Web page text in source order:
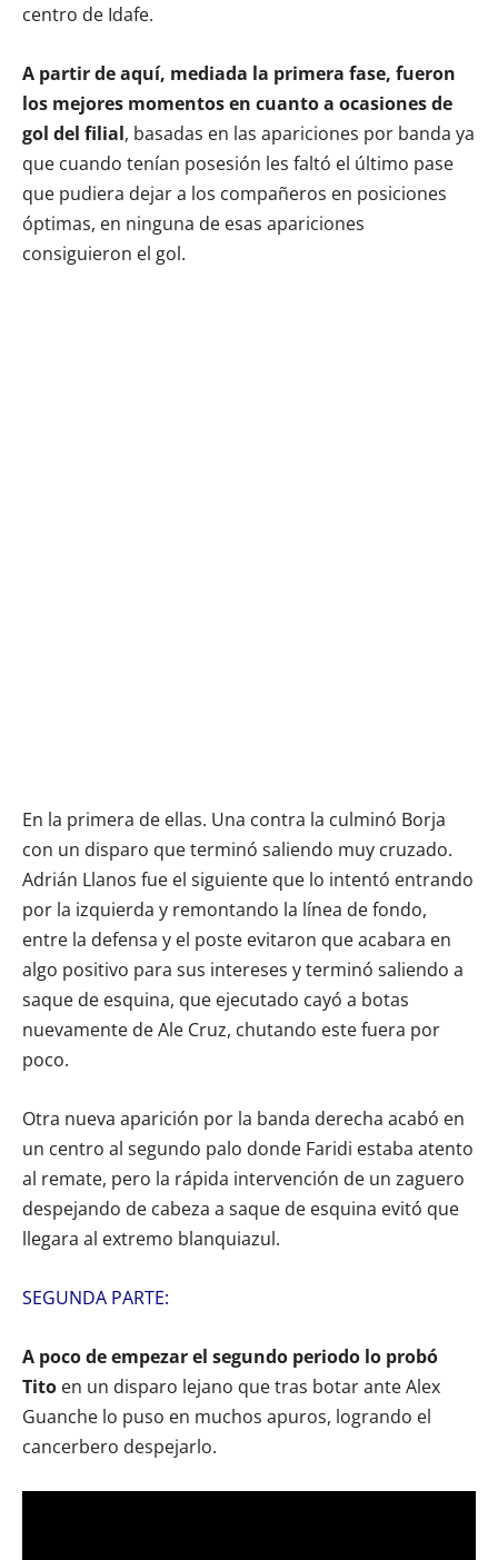
centro de Idafe.
A partir de aquí, mediada la primera fase, fueron
los mejores momentos en cuanto a ocasiones de
gol del filial, basadas en las apariciones por banda ya
que cuando tenían posesión les faltó el último pase
que pudiera dejar a los compañeros en posiciones
óptimas, en ninguna de esas apariciones
consiguieron el gol.
En la primera de ellas. Una contra la culminó Borja
con un disparo que terminó saliendo muy cruzado.
Adrián Llanos fue el siguiente que lo intentó entrando
por la izquierda y remontando la línea de fondo,
entre la defensa y el poste evitaron que acabara en
algo positivo para sus intereses y terminó saliendo a
saque de esquina, que ejecutado cayó a botas
nuevamente de Ale Cruz, chutando este fuera por
poco.
Otra nueva aparición por la banda derecha acabó en
un centro al segundo palo donde Faridi estaba atento
al remate, pero la rápida intervención de un zaguero
despejando de cabeza a saque de esquina evitó que
llegara al extremo blanquiazul.
SEGUNDA PARTE:
A poco de empezar el segundo periodo lo probó
Tito en un disparo lejano que tras botar ante Alex
Guanche lo puso en muchos apuros, logrando el
cancerbero despejarlo.